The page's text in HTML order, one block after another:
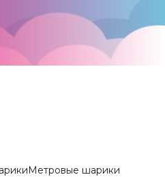
Метровые шарики